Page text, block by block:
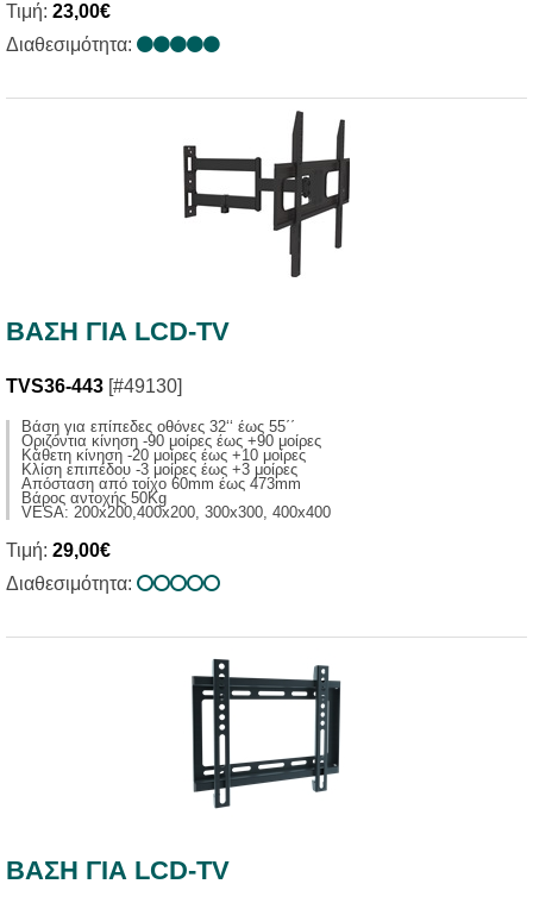
Τιμή: 23,00€
Διαθεσιμότητα:
ΒΑΣΗ ΓΙΑ LCD-TV
TVS36-443 [#49130]
Βάση για επίπεδες οθόνες 32‘‘ έως 55΄΄
Οριζόντια κίνηση -90 μοίρες έως +90 μοίρες
Κάθετη κίνηση -20 μοίρες έως +10 μοίρες
Κλίση επιπέδου -3 μοίρες έως +3 μοίρες
Απόσταση από τοίχο 60mm έως 473mm
Βάρος αντοχής 50Kg
VESA: 200x200,400x200, 300x300, 400x400
Τιμή: 29,00€
Διαθεσιμότητα:
ΒΑΣΗ ΓΙΑ LCD-TV